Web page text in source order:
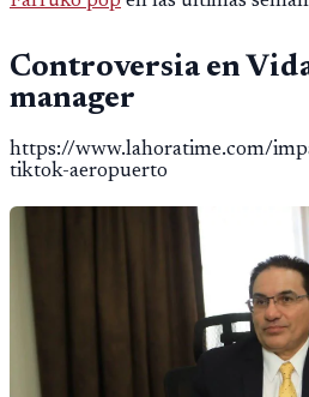
Controversia en
manager
https://www.lahoratime.com/
tiktok-aeropuerto